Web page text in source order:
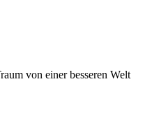
von einer besseren Welt